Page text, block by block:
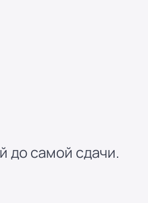
до самой сдачи.